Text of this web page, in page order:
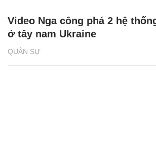
QUÂN SỰ
Video Nga công phá 2 hệ
ở tây nam Ukraine